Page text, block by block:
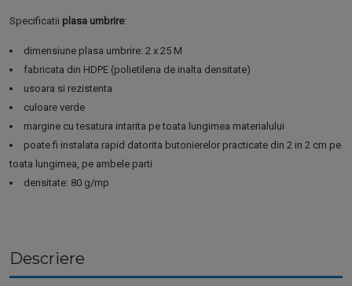
Specificatii plasa umbrire:
dimensiune plasa umbrire: 2 x 25 M
fabricata din HDPE (polietilena de inalta densitate)
usoara si rezistenta
culoare verde
margine cu tesatura intarita pe toata lungimea materialului
poate fi instalata rapid datorita butonierelor practicate din 2 in 2 cm pe
toata lungimea, pe ambele parti
densitate: 80 g/mp
Descriere